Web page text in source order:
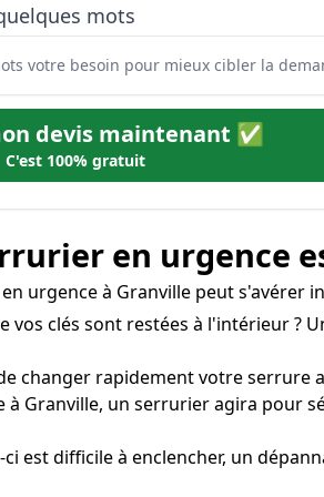
mots
devis maintenant ✅
C'est 100% gratuit
en urgence
urgence à Granville peut s'avérer
clés sont restées à l'intérieur ?
changer rapidement votre
Granville, un serrurier agira pour
est difficile à enclencher, un